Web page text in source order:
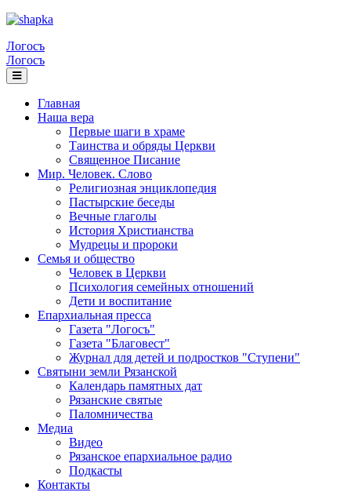
Логосъ
Логосъ
Главная
Наша вера
Первые шаги в храме
Таинства и обряды Церкви
Священное Писание
Мир. Человек. Слово
Религиозная энциклопедия
Пастырские беседы
Вечные глаголы
История Христианства
Мудрецы и пророки
Семья и общество
Человек в Церкви
Психология семейных отношений
Дети и воспитание
Епархиальная пресса
Газета "Логосъ"
Газета "Благовест"
Журнал для детей и подростков "Ступени"
Святыни земли Рязанской
Календарь памятных дат
Рязанские святые
Паломничества
Медиа
Видео
Рязанское епархиальное радио
Подкасты
Контакты